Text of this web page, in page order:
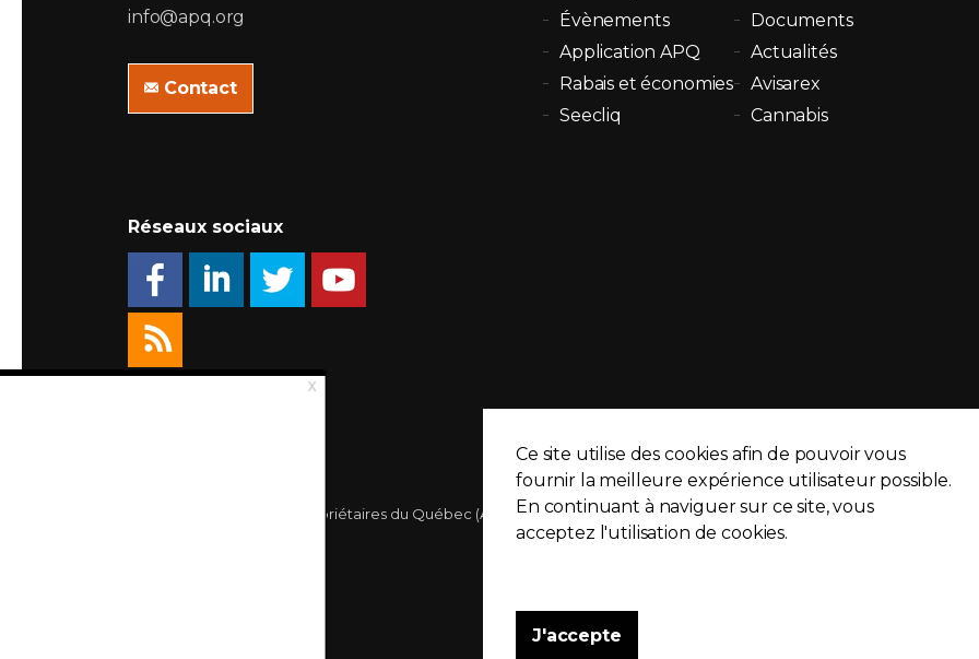
info@apq.org
Contact
Évènements
Documents
Application APQ
Actualités
Rabais et économies
Avisarex
Seecliq
Cannabis
Réseaux sociaux
© 2026 Association des Propriétaires du Québec (APQ) Politique de confidentialité Plan du site
Ce site utilise des cookies afin de pouvoir vous
fournir la meilleure expérience utilisateur possible.
En continuant à naviguer sur ce site, vous
acceptez l'utilisation de cookies.
J'accepte